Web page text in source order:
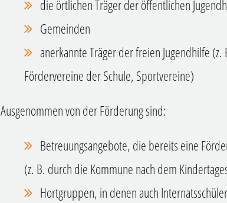
die örtlichen Träger der öffentlichen
Gemeinden
anerkannte Träger der freien Jugendhilfe
Fördervereine der Schule, Sportvereine)
Ausgenommen von der Förderung sind:
Betreuungsangebote, die bereits eine
(z. B. durch die Kommune nach dem
Hortgruppen, in denen auch